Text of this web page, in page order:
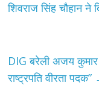
शिवराज सिंह चौहान ने
DIG बरेली अजय कुमार
राष्ट्रपति वीरता पदक”